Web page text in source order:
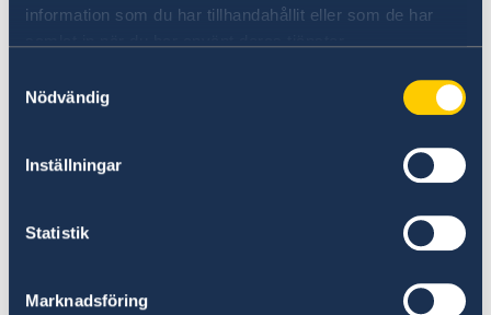
information som du har tillhandahållit eller som de har
Nödvändig
Inställningar
Statistik
Marknadsföring
Boka tid via e-post till:
samordningsnummer sedan tidigare
Ett samordningsnummer har efter den 18 juni